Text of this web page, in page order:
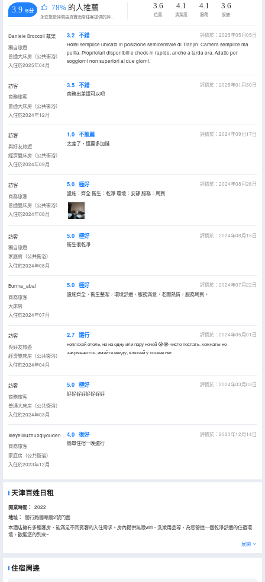
3.9 /5分 78% 的人推薦
永安旅遊評價由真實酒店住客提供的評價。
3.6
位置
4.1
清潔度
4.1
服務
3.6
設施
Daniele Broccoli 戴樂
獨自旅遊
普通大床房（公共衞浴）
入住於2025年04月
3.2 不錯
評價於：2025年05月05日
Hotel semplice ubicato in posizione semicentrale di Tianjin. Camera semplice ma
pulita. Proprietari disponibili e check-in rapido, anche a tarda ora. Adatto per
soggiorni non superiori ai due giorni.
訪客
商務旅客
普通大床房（公共衞浴）
入住於2024年12月
3.5 不錯
評價於：2025年01月30日
商務出差還可以吧
訪客
與好友旅遊
經濟雙床房（公共衞浴）
入住於2024年09月
1.0 不推薦
評價於：2024年09月17日
太差了，還要多加錢
訪客
商務旅客
普通雙床房（公共衞浴）
入住於2024年08月
5.0 極好
評價於：2024年08月26日
設施：齊全 衞生：乾淨 環境：安靜 服務：周到
訪客
獨自旅遊
家庭房（公共衞浴）
入住於2024年08月
5.0 極好
評價於：2024年08月15日
衞生很乾凈
Burma_abai
商務旅客
大床房
入住於2024年07月
5.0 極好
評價於：2024年07月22日
設施齊全，衞生整潔，環境舒適，服務滿意，老闆熱情，服務周到。
訪客
與好友旅遊
經濟雙床房（公共衞浴）
入住於2024年04月
2.7 還行
評價於：2024年05月01日
неплохой отель, но на одну или пару ночей 😭😭 чисто поспать. комнаты не
закрываются, имейте ввиду, ключей у хозяев нет
訪客
商務旅客
普通大床房（公共衞浴）
入住於2024年03月
5.0 極好
評價於：2024年03月03日
好好好好好好好好
商務旅客
家庭房（公共衞浴）
入住於2023年12月
4.0 很好
評價於：2023年12月14日
簡單住宿一晚還行
天津百姓日租
開業時間： 2022
地址：
閩行路閩頤裏2號門面
本酒店擁有多種客房，能滿足不同賓客的入住需求。房內提供無限wifi、洗漱用品等，為您營造一個乾淨舒適的住宿環
境。歡迎您的到來~
展開
住宿周邊